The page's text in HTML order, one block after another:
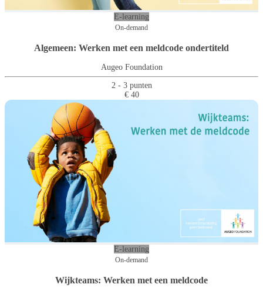
E-learning
On-demand
Algemeen: Werken met een meldcode ondertiteld
Augeo Foundation
2 - 3 punten
€ 40
E-learning
On-demand
Wijkteams: Werken met een meldcode